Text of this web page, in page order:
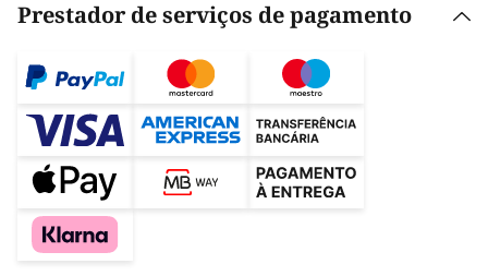
Prestador de serviços de pagamento